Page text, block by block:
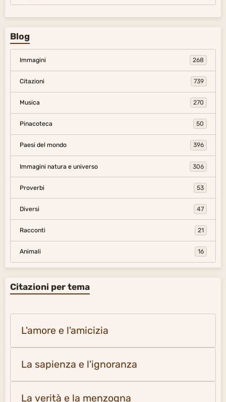
Blog
Immagini 268
Citazioni 739
Musica 270
Pinacoteca 50
Paesi del mondo 396
Immagini natura e universo 306
Proverbi 53
Diversi 47
Racconti 21
Animali 16
Citazioni per tema
L'amore e l'amicizia
La sapienza e l'ignoranza
La verità e la menzogna